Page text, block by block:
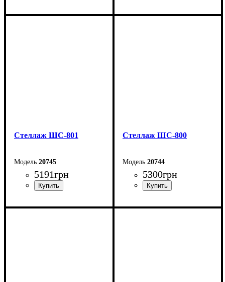
Ширина: 80 см
Ширина: 80 см
Стеллаж ШС-801
20745
5191грн
Ширина: 80 см
Стеллаж ШС-800
20744
5300грн
Ширина: 80 см